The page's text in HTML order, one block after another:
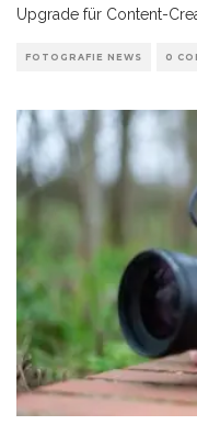
Upgrade für Content-
FOTOGRAFIE NEWS 0